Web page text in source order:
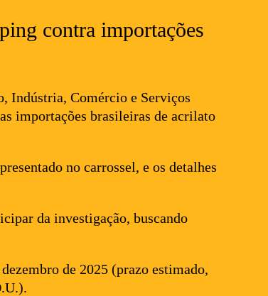
contra importações
Indústria, Comércio e Serviços
importações brasileiras de acrilato
no carrossel, e os detalhes
da investigação, buscando
de 2025 (prazo estimado,